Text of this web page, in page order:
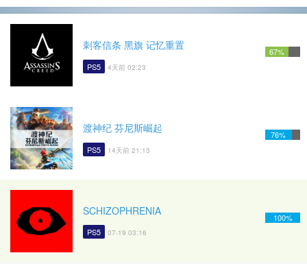
刺客信条 黑旗 记忆重置
PS5 4天前 02:23
67%
渡神纪 芬尼斯崛起
PS5 14天前 21:13
76%
SCHIZOPHRENIA
PS5 07-19 03:16
100%